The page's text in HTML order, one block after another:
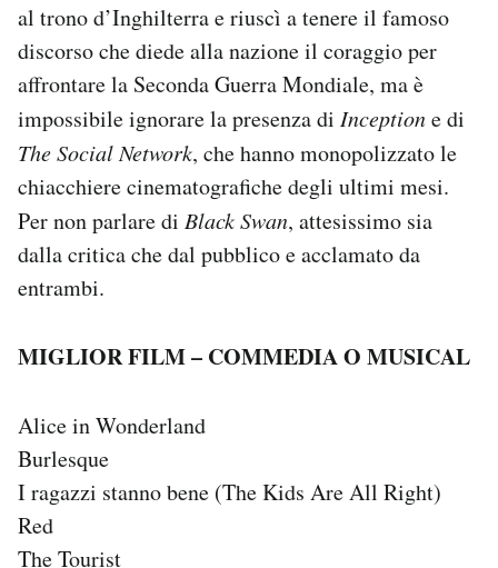
al trono d’Inghilterra e riuscì a tenere il famoso
discorso che diede alla nazione il coraggio per
affrontare la Seconda Guerra Mondiale, ma è
impossibile ignorare la presenza di Inceptione di
The Social Network, che hanno monopolizzato le
chiacchiere cinematografiche degli ultimi mesi.
Per non parlare di Black Swan, attesissimo sia
dalla critica che dal pubblico e acclamato da
entrambi.
MIGLIOR FILM – COMMEDIA O MUSICAL
Alice in Wonderland
Burlesque
I ragazzi stanno bene (The Kids Are All Right)
Red
The Tourist